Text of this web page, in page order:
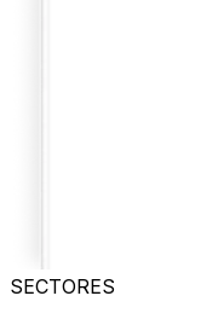
SECTORES